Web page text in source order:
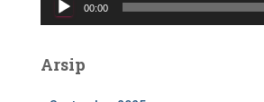
o
00:00
Arsip